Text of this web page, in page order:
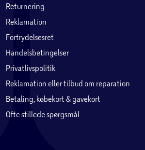
Returnering
Reklamation
Fortrydelsesret
Handelsbetingelser
Privatlivspolitik
Reklamation eller tilbud om reparation
Betaling, købekort & gavekort
Ofte stillede spørgsmål